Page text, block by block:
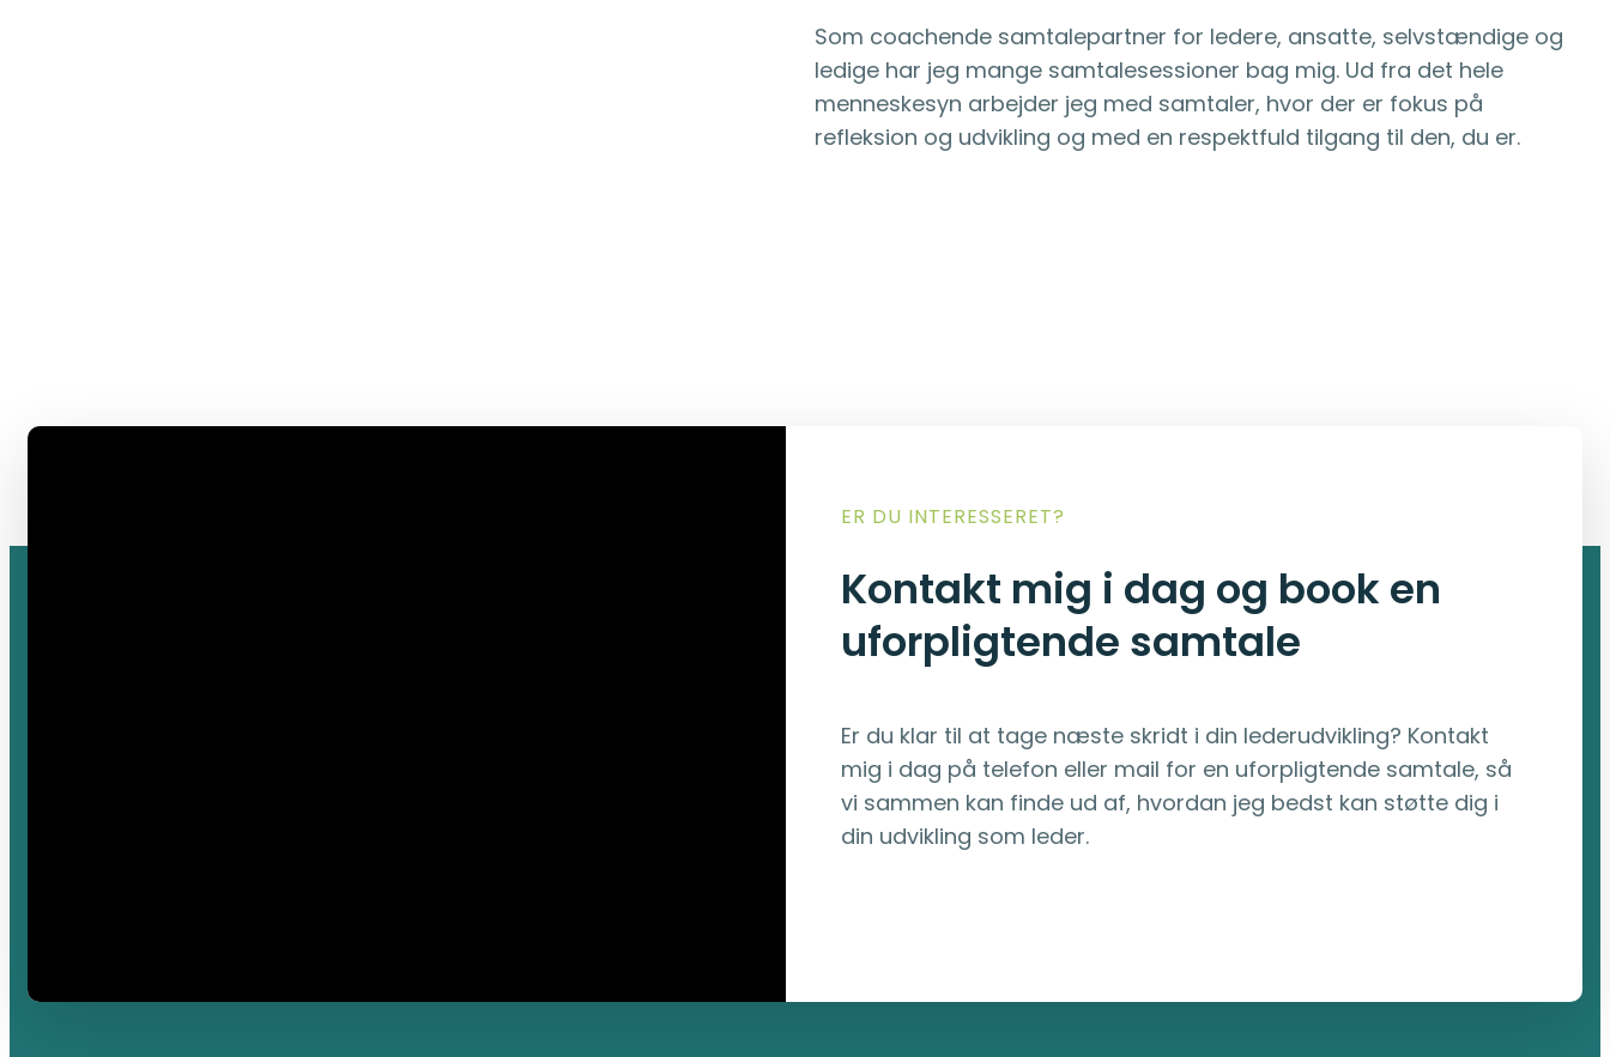
Som coachende samtalepartner for ledere, ansatte, selvstændige og
ledige har jeg mange samtalesessioner bag mig. Ud fra det hele
menneskesyn arbejder jeg med samtaler, hvor der er fokus på
refleksion og udvikling og med en respektfuld tilgang til den, du er.
ER DU INTERESSERET?
Kontakt mig i dag og book en
uforpligtende samtale
Er du klar til at tage næste skridt i din lederudvikling? Kontakt
mig i dag på telefon eller mail for en uforpligtende samtale, så
vi sammen kan finde ud af, hvordan jeg bedst kan støtte dig i
din udvikling som leder.